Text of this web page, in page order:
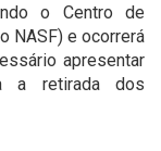
o Centro de
NASF) e ocorrerá
apresentar
a retirada dos